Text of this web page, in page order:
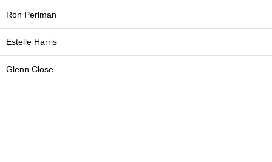
Ron Perlman
Estelle Harris
Glenn Close